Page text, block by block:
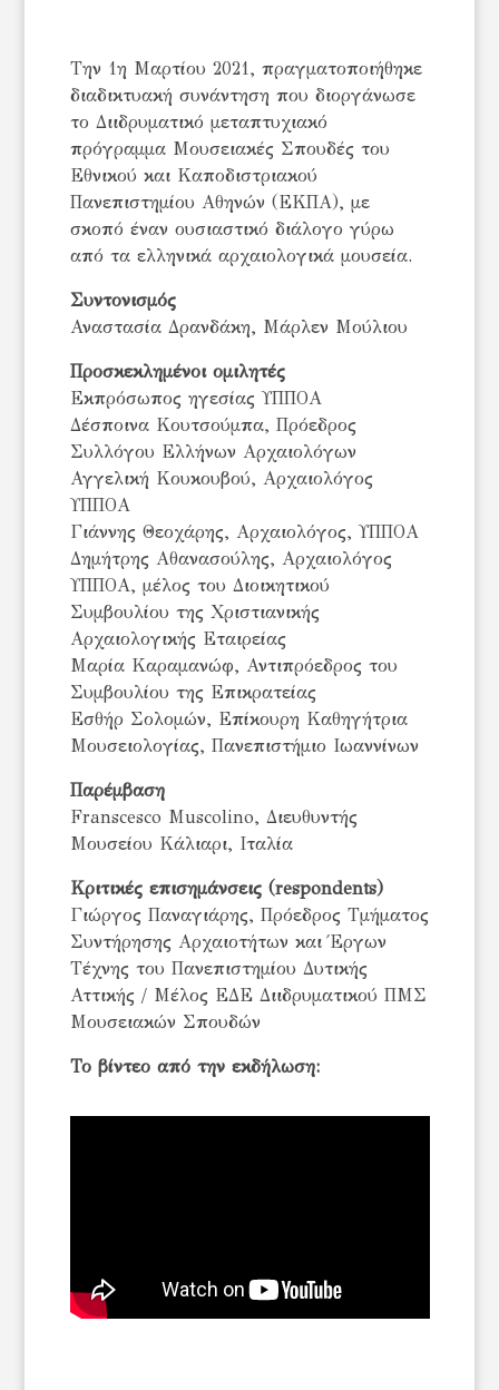
Την 1η Μαρτίου 2021, πραγματοποιήθηκε
διαδικτυακή συνάντηση που διοργάνωσε
το Διιδρυματικό μεταπτυχιακό
πρόγραμμα Μουσειακές Σπουδές του
Εθνικού και Καποδιστριακού
Πανεπιστημίου Αθηνών (ΕΚΠΑ), με
σκοπό έναν ουσιαστικό διάλογο γύρω
από τα ελληνικά αρχαιολογικά μουσεία.
Συντονισμός
Αναστασία Δρανδάκη, Μάρλεν Μούλιου
Προσκεκλημένοι ομιλητές
Εκπρόσωπος ηγεσίας ΥΠΠΟΑ
Δέσποινα Κουτσούμπα, Πρόεδρος
Συλλόγου Ελλήνων Αρχαιολόγων
Αγγελική Κουκουβού, Αρχαιολόγος
ΥΠΠΟΑ
Γιάννης Θεοχάρης, Αρχαιολόγος, ΥΠΠΟΑ
Δημήτρης Αθανασούλης, Αρχαιολόγος
ΥΠΠΟΑ, μέλος του Διοικητικού
Συμβουλίου της Χριστιανικής
Αρχαιολογικής Εταιρείας
Μαρία Καραμανώφ, Αντιπρόεδρος του
Συμβουλίου της Επικρατείας
Εσθήρ Σολομών, Επίκουρη Καθηγήτρια
Μουσειολογίας, Πανεπιστήμιο Ιωαννίνων
Παρέμβαση
Franscesco Muscolino, Διευθυντής
Μουσείου Κάλιαρι, Ιταλία
Κριτικές επισημάνσεις (respondents)
Γιώργος Παναγιάρης, Πρόεδρος Τμήματος
Συντήρησης Αρχαιοτήτων και Έργων
Τέχνης του Πανεπιστημίου Δυτικής
Αττικής / Μέλος ΕΔΕ Διιδρυματικού ΠΜΣ
Μουσειακών Σπουδών
Το βίντεο από την εκδήλωση: